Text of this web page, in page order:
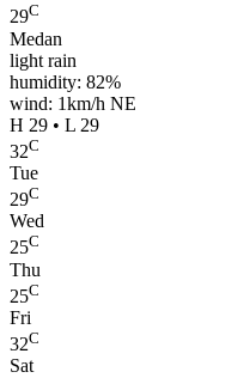
29C
Medan
light rain
humidity: 82%
wind: 1km/h NE
H 29 • L 29
32C
Tue
29C
Wed
25C
Thu
25C
Fri
32C
Sat